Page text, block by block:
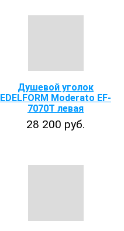
Душевой уголок
EDELFORM Moderato EF-
7070T левая
28 200 руб.